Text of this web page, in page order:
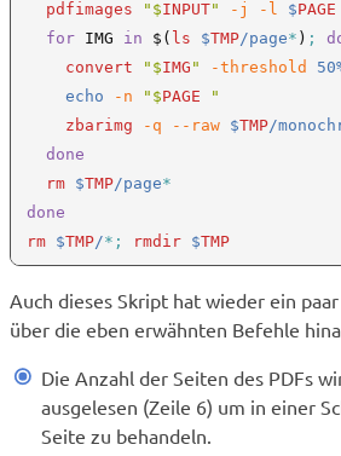
pdfimages
"$INPUT" -j -l $PAGE
for IMG in $( ls $TMP/page* ) ;
convert
"$IMG " -threshold
    echo
-n "$PAGE
"
zbarimg -q --raw $TMP/
done
rm $TMP/page
rm $TMP/*; rmdir $ TMP
Auch dieses Skript hat wieder ein
über die eben erwähnten Befehle
Die Anzahl der Seiten des PDFs
ausgelesen (Zeile 6) um in einer
Seite zu behandeln.